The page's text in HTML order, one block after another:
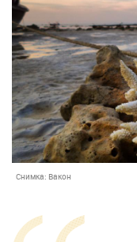
Снимка: Вакон